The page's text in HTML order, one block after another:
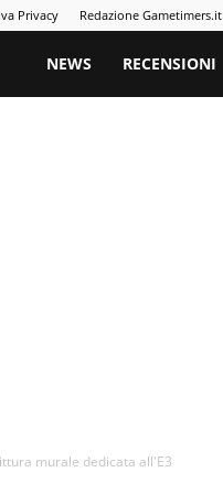
Privacy Redazione Gametimers.it
Gametimers
NEWS RECENSIONI
murale dedicata all'E3